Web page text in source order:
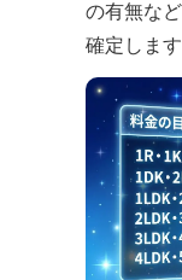
の有無な
確定します